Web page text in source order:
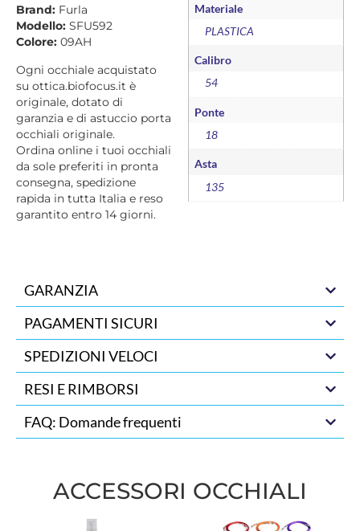
Brand: Furla
Modello: SFU592
Colore: 09AH
Ogni occhiale acquistato
su ottica.biofocus.it è
originale, dotato di
garanzia e di astuccio porta
occhiali originale.
Ordina online i tuoi occhiali
da sole preferiti in pronta
consegna, spedizione
rapida in tutta Italia e reso
garantito entro 14 giorni.
Materiale
PLASTICA
Calibro
54
Ponte
18
Asta
135
GARANZIA
PAGAMENTI SICURI
SPEDIZIONI VELOCI
RESI E RIMBORSI
FAQ: Domande frequenti
ACCESSORI OCCHIALI